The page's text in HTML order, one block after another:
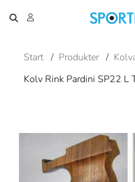
Start / Produkter /
Kolv Rink Pardini SP22 L